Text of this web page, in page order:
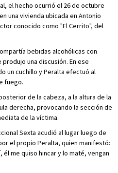
el hecho ocurrió el 26 de octubre
una vivienda ubicada en Antonio
conocido como "El Cerrito", del
bebidas alcohólicas con
una discusión. En ese
un cuchillo y Peralta efectuó al
fuego.
de la cabeza, a la altura de la
derecha, provocando la sección de
de la víctima.
Sexta acudió al lugar luego de
el propio Peralta, quien manifestó:
él me quiso hincar y lo maté, vengan